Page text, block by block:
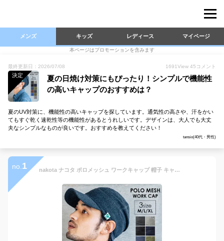
メンズ キッズ レディース マイページ
本ページはプロモーションを含みます
最終更新日：2026/07/08 1691View 45 コメント
決定
夏の日焼け対策にもぴったり！シンプルで機能性
の高いキャップのおすすめは？
夏のUV対策に、機能性の高いキャップを探しています。通気性の高さや、汗をかい
てもすぐ乾く速乾性等の機能性があるとうれしいです。デザインは、大人でも大丈
夫なシンプルなものが良いです。おすすめを教えてください！
tansio(40代・男性)
no. 1 nakota ナコタ ポロメッシュ ワークキャップ 帽子 キャップ メンズ レディース 深め ブランド 夏 夏用 涼しい 大きいサイズ 小さめサイズ 熱中症対策 紫外線対策 UV プレゼント 洗える